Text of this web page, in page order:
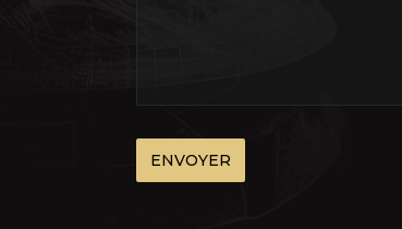
ENVOYER